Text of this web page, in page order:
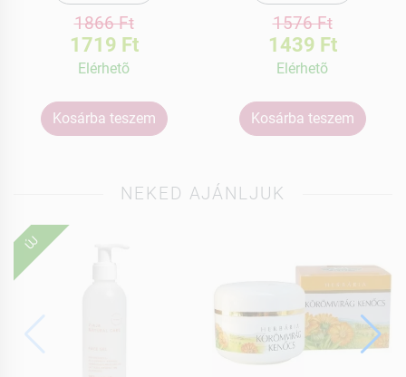
1866 Ft
1719 Ft
Elérhetõ
Kosárba teszem
1576 Ft
1439 Ft
Elérhetõ
Kosárba teszem
NEKED AJÁNLJUK
ÚJ